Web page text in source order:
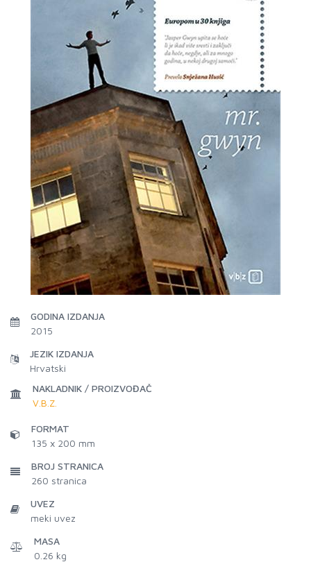
GODINA IZDANJA
2015
JEZIK IZDANJA
Hrvatski
NAKLADNIK / PROIZVOĐAČ
V.B.Z.
FORMAT
135 x 200 mm
BROJ STRANICA
260 stranica
UVEZ
meki uvez
MASA
0.26 kg